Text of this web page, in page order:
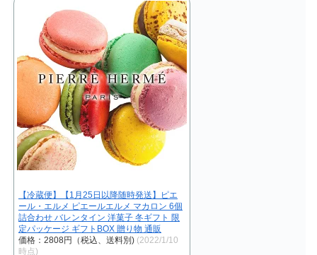
【冷蔵便】【1月25日以降随時発送】ピエ
ール・エルメ ピエールエルメ マカロン 6個
詰合わせ バレンタイン 洋菓子 冬ギフト 限
定パッケージ ギフトBOX 贈り物 通販
価格：2808円（税込、送料別) (2022/1/10
時点)